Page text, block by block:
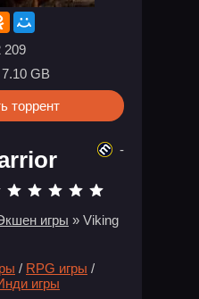
209
GB
торрент
игры » Viking
/ RPG игры /
игры
-